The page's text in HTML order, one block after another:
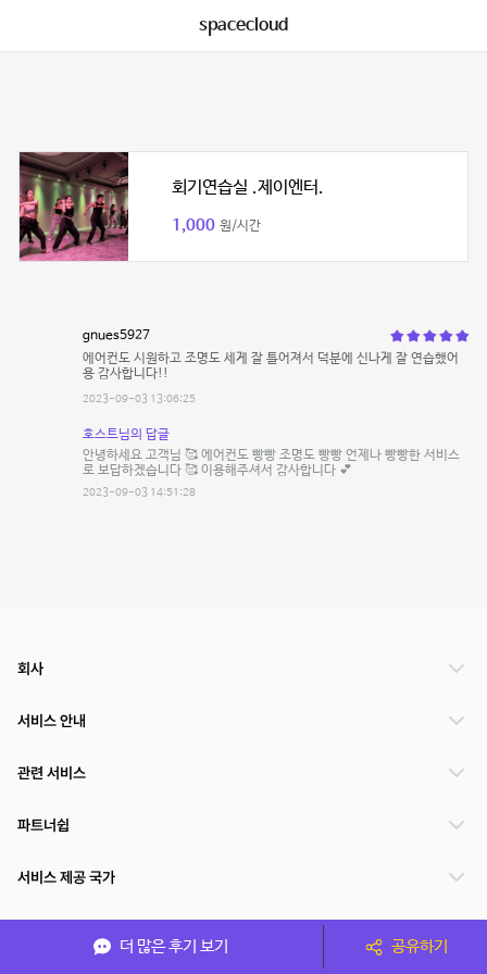
spacecloud
회기연습실 .제이엔터.
1,000 원/시간
gnues5927
에어컨도 시원하고 조명도 세게 잘 틀어져서 덕분에 신나게 잘 연습했어
용 감사합니다!!
2023-09-03 13:06:25
호스트님의 답글
안녕하세요 고객님 🥰 에어컨도 빵빵 조명도 빵빵 언제나 빵빵한 서비스
로 보답하겠습니다 🥰 이용해주셔서 감사합니다 💕
2023-09-03 14:51:28
더 많은 후기 보기 공유하기
회사
서비스 안내
관련 서비스
파트너쉽
서비스 제공 국가
(주)NSPACE 사업자정보